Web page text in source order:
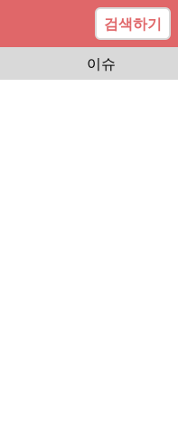
검색하기
이슈